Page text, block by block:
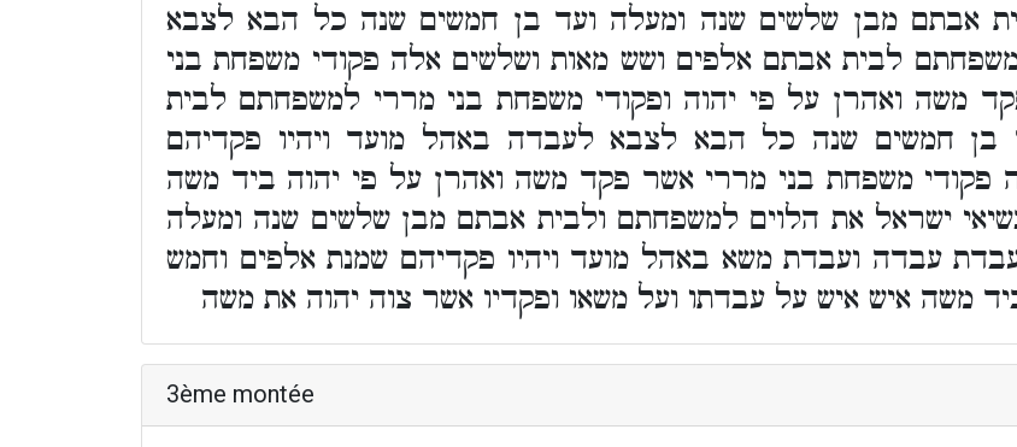
אבתם מבן שלשים שנה ומעלה ועד בן חמשים שנה כל הבא לצבא
לבית אבתם אלפים ושש מאות ושלשים אלה פקודי משפחת בני
משה ואהרן על פי יהוה ופקודי משפחת בני מררי למשפחתם לבית
חמשים שנה כל הבא לצבא לעבדה באהל מועד ויהיו פקדיהם
משפחת בני מררי אשר פקד משה ואהרן על פי יהוה ביד משה
ישראל את הלוים למשפחתם ולבית אבתם מבן שלשים שנה ומעלה
עבדה ועבדת משא באהל מועד ויהיו פקדיהם שמנת אלפים וחמש
משה איש איש על עבדתו ועל משאו ופקדיו אשר צוה יהוה את משה
3ème montée